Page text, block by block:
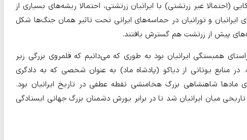
(احتمالا غیر زرتشتی) با ایرانیان زرتشتی، احتمالا ریشه‌های بسیاری از
و تورانیان در حماسه‌های ایرانی تحت تاثیر همان جنگ‌ها شکل
پیش از زرتشت هم گسترش یافتند.
همبستگی ایرانیان بود به طوری که می‌دانیم که قلمروی بزرگی زیر
در منابع یونانی از دیاکو (پادشاه ماد) به عنوان شخصی که به دادگری
مادها شاهنشاهی بزرگ هخامنشی نقطه عطفی در تاریخ ایرانیان بود.
میان ایرانیان شد تا در برابر یورش دشمنان بزرگ جهانی ایستادگی